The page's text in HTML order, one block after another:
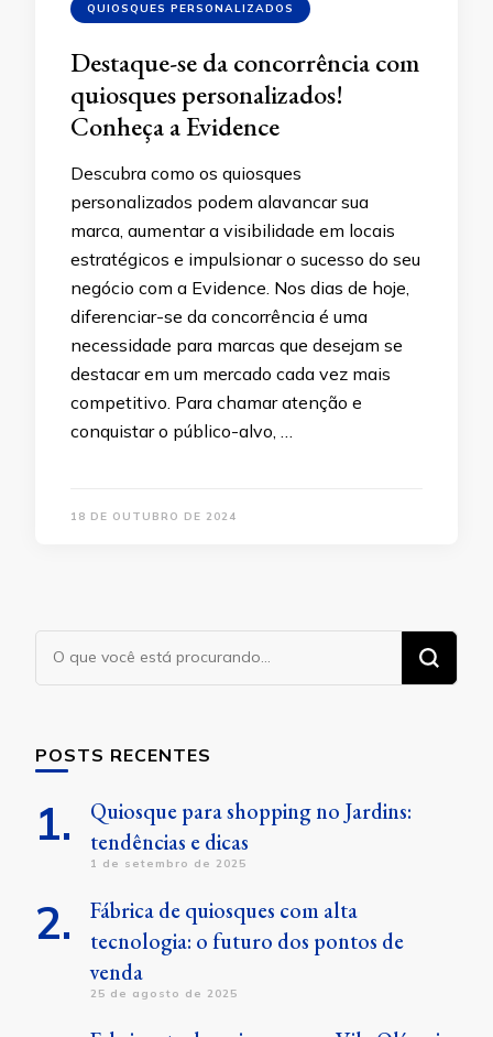
QUIOSQUES PERSONALIZADOS
Destaque-se da concorrência com
quiosques personalizados!
Conheça a Evidence
Descubra como os quiosques
personalizados podem alavancar sua
marca, aumentar a visibilidade em locais
estratégicos e impulsionar o sucesso do seu
negócio com a Evidence. Nos dias de hoje,
diferenciar-se da concorrência é uma
necessidade para marcas que desejam se
destacar em um mercado cada vez mais
competitivo. Para chamar atenção e
conquistar o público-alvo, …
18 DE OUTUBRO DE 2024
Procurando
algo?
POSTS RECENTES
Quiosque para shopping no Jardins:
tendências e dicas
1 de setembro de 2025
Fábrica de quiosques com alta
tecnologia: o futuro dos pontos de
venda
25 de agosto de 2025